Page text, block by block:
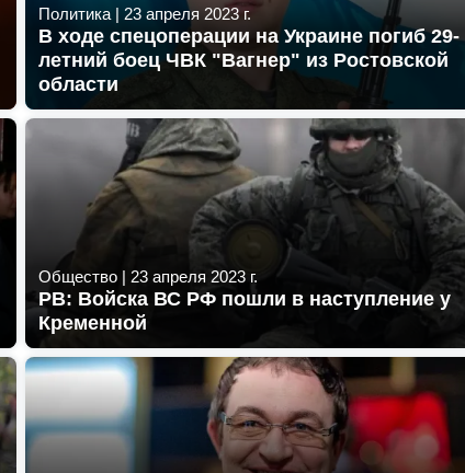
Политика | 23 апреля 2023 г.
В ходе спецоперации на Украине погиб 29-
летний боец ЧВК "Вагнер" из Ростовской
области
Общество | 23 апреля 2023 г.
РВ: Войска ВС РФ пошли в наступление у
Кременной